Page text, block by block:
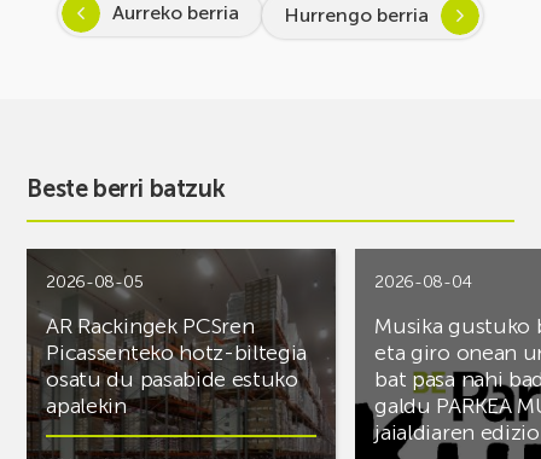
Aurreko berria Hurrengo berria
Beste berri batzuk
2026-08-05
AR Rackingek PCSren
Picassenteko hotz-biltegia
osatu du pasabide estuko
apalekin
2026-08-04
Musika gustuko
eta giro onean
bat pasa nahi
galdu PARKEA
jaialdiaren